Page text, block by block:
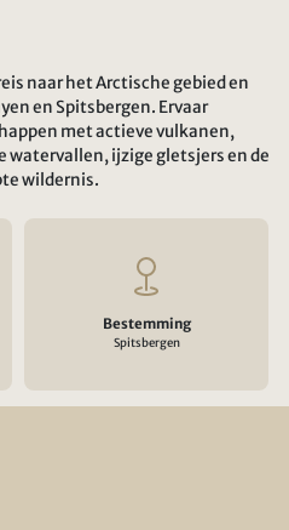
naar het Arctische gebied en
en Spitsbergen. Ervaar
met actieve vulkanen,
watervallen, ijzige gletsjers en de
wildernis.
Bestemming
Spitsbergen